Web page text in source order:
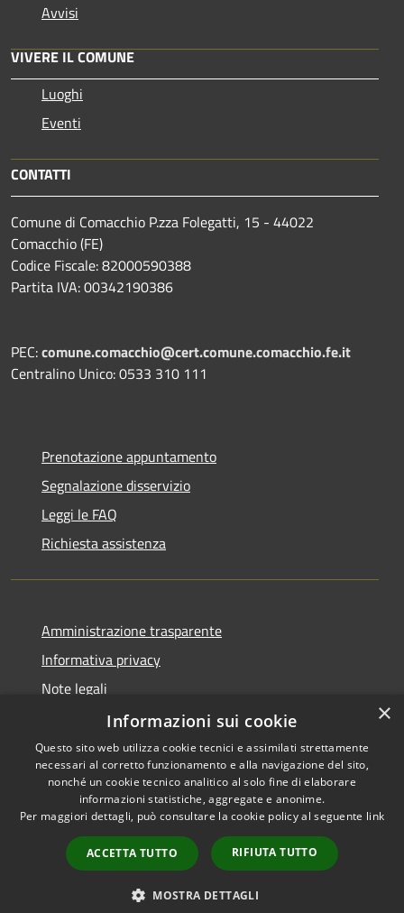
Avvisi
VIVERE IL COMUNE
Luoghi
Eventi
CONTATTI
Comune di Comacchio P.zza Folegatti, 15 - 44022
Comacchio (FE)
Codice Fiscale: 82000590388
Partita IVA: 00342190386
PEC:comune.comacchio@cert.comune.comacchio.fe.it
Centralino Unico: 0533 310 111
Prenotazione appuntamento
Segnalazione disservizio
Leggi le FAQ
Richiesta assistenza
Amministrazione trasparente
Informativa privacy
Note legali
Dichiarazione di accessibilità
RSS
Accessibilità
Copyright © 2026 • Città di
Comacchio • Powered by
Municipium•
Accesso
redazione
×
Informazioni sui cookie
Questo sito web utilizza cookie tecnici e assimilati strettamente
necessari al corretto funzionamento e alla navigazione del sito,
nonché un cookie tecnico analitico al solo fine di elaborare
informazioni statistiche, aggregate e anonime.
Per maggiori dettagli, può consultare la cookie policy al seguente link
ACCETTA TUTTO RIFIUTA TUTTO
MOSTRA DETTAGLI